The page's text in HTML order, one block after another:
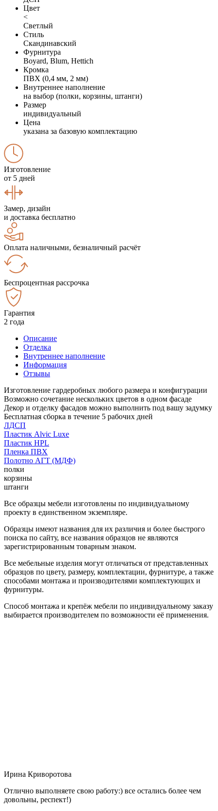
Цвет
<
Светлый
Стиль
Скандинавский
Фурнитура
Boyard, Blum, Hettich
Кромка
ПВХ (0,4 мм, 2 мм)
Внутреннее наполнение
на выбор (полки, корзины, штанги)
Размер
индивидуальный
Цена
указана за базовую комплектацию
Изготовление
от 5 дней
Замер, дизайн
и доставка бесплатно
Оплата наличными, безналичный расчёт
Беспроцентная рассрочка
Гарантия
2 года
Описание
Отделка
Внутреннее наполнение
Информация
Отзывы
Изготовление гардеробных любого размера и конфигурации
Возможно сочетание нескольких цветов в одном фасаде
Декор и отделку фасадов можно выполнить под вашу задумку
Бесплатная сборка в течение 5 рабочих дней
ЛДСП
Пластик Alvic Luxe
Пластик HPL
Пленка ПВХ
Полотно АГТ (МДФ)
полки
корзины
штанги
Все образцы мебели изготовлены по индивидуальному
проекту в единственном экземпляре.
Образцы имеют названия для их различия и более быстрого
поиска по сайту, все названия образцов не являются
зарегистрированным товарным знаком.
Все мебельные изделия могут отличаться от представленных
образцов по цвету, размеру, комплектации, фурнитуре, а также
способами монтажа и производителями комплектующих и
фурнитуры.
Способ монтажа и крепёж мебели по индивидуальному заказу
выбирается производителем по возможности её применения.
Ирина Криворотова
Отлично выполняете свою работу:) все остались более чем
довольны, респект!)